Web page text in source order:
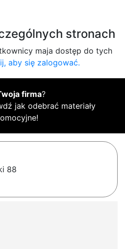
stronach
maja dostęp do tych
aby się zalogować.
firma?
jak odebrać materiały
88